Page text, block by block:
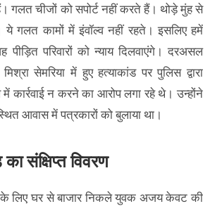
गलत चीजों को सपोर्ट नहीं करते हैं। थोड़े मुंह से
गलत कामों में इंवॉल्व नहीं रहते। इसलिए हमें
पीड़ित परिवारों को न्याय दिलवाएंगे। दरअसल
सेमरिया में हुए हत्याकांड पर पुलिस द्वारा
कार्रवाई न करने का आरोप लगा रहे थे। उन्होंने
आवास में पत्रकारों को बुलाया था।
संक्षिप्त विवरण
के लिए घर से बाजार निकले युवक अजय केवट की